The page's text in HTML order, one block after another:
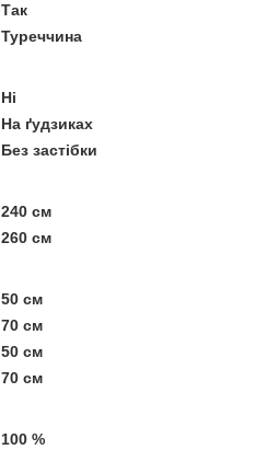
Так
Туреччина
Ні
На ґудзиках
Без застібки
240 см
260 см
50 см
70 см
50 см
70 см
100 %